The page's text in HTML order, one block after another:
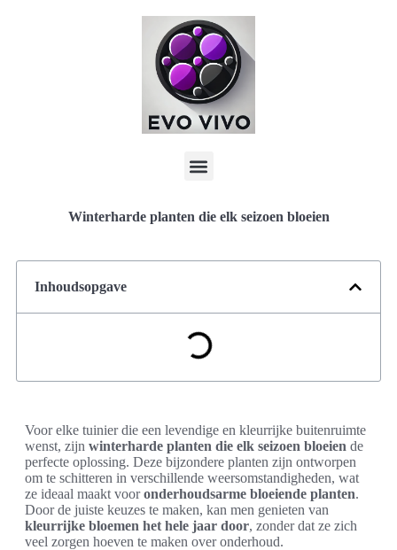
Winterharde planten die elk seizoen bloeien
Inhoudsopgave
Voor elke tuinier die een levendige en kleurrijke buitenruimte
wenst, zijn winterharde planten die elk seizoen bloeien de
perfecte oplossing. Deze bijzondere planten zijn ontworpen
om te schitteren in verschillende weersomstandigheden, wat
ze ideaal maakt vooronderhoudsarme bloeiende planten.
Door de juiste keuzes te maken, kan men genieten van
kleurrijke bloemen het hele jaar door, zonder dat ze zich
veel zorgen hoeven te maken over onderhoud.